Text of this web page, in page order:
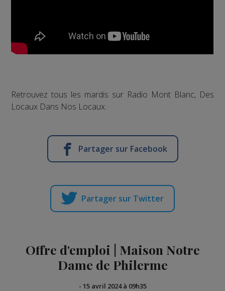
Retrouvez tous les mardis sur Radio Mont Blanc, Des
Locaux Dans Nos Locaux.
Partager sur Facebook
Partager sur Twitter
Offre d'emploi | Maison Notre
Dame de Philerme
- 15 avril 2024 à 09h35